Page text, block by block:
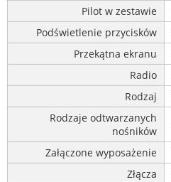
Pilot w zestawie
Podświetlenie przycisków
Przekątna ekranu
Radio
Rodzaj
Rodzaje odtwarzanych
nośników
Załączone wyposażenie
Złącza